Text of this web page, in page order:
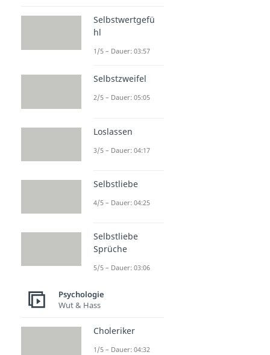
Selbstwertgefü
hl
1/5 – Dauer: 03:57
Selbstzweifel
2/5 – Dauer: 05:05
Loslassen
3/5 – Dauer: 04:17
Selbstliebe
4/5 – Dauer: 04:25
Selbstliebe
Sprüche
5/5 – Dauer: 03:06
Psychologie
Wut & Hass
Choleriker
1/5 – Dauer: 04:32